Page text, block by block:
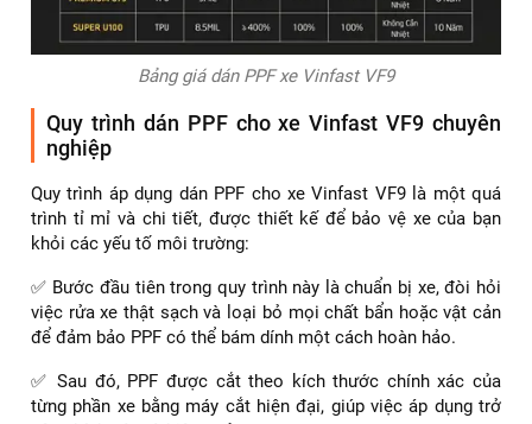
Quy trình dán PPF cho xe Vinfast VF9 chuyên